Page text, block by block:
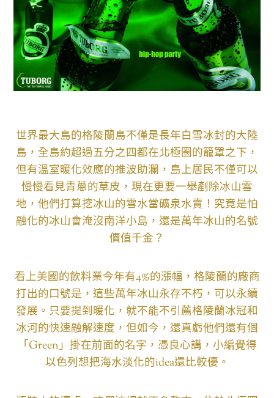
世界最大島的格陵蘭島不僅是長年白雪冰封的大陸
島，全島約超過五分之四都在北極圈的籠罩之下，
但有溫室暖化效應的推波助瀾，島上居民不僅可以
慢慢看見青蔥的草皮，現在更要一舉剷除冰山雪
地，他們打算挖冰山的雪水當礦泉水賣！究竟是怕
融化的冰山會淹沒南洋小島，還是萬年冰山的名號
價值千金？
看上美國的飲料業今年有4%的漲幅，格陵蘭的廠商
打出的口號是，這些萬年冰山永存不朽，可以永續
發展。只要提到暖化，就不能不引薦格陵蘭冰冠和
冰河的快速融解速度，但如今，還真虧他們還有個
「Green」掛在前面的名字，憑良心講，小編覺得
以色列想把海水淡化的idea還比較優。